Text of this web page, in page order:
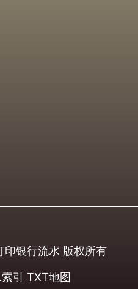
印银行流水 版权所有
引 TXT地图